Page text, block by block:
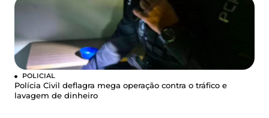
POLICIAL
Polícia Civil deflagra mega operação contra o tráfico e
lavagem de dinheiro